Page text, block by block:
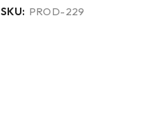
SKU: PROD-229